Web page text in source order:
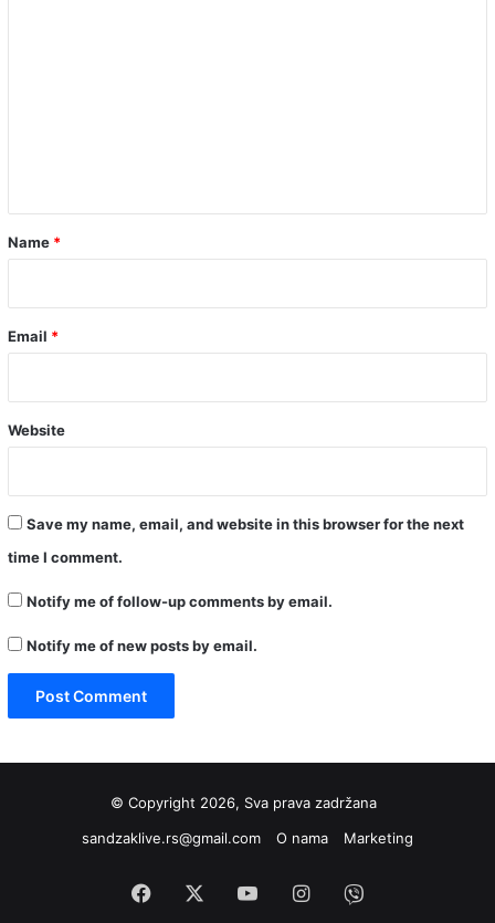
*
Name *
Email *
Website
Save my name, email, and website in this browser for the next
time I comment.
Notify me of follow-up comments by email.
Notify me of new posts by email.
© Copyright 2026, Sva prava zadržana
sandzaklive.rs@gmail.com
O nama Marketing
Facebook YouTubeInstagram
Viber